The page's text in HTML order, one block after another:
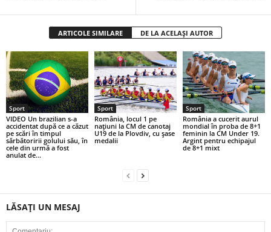
ARTICOLE SIMILARE DE LA ACELAȘI AUTOR
Sport
VIDEO Un brazilian s-a
accidentat după ce a căzut
pe scări în timpul
sărbătoririi golului său, în
cele din urmă a fost
anulat de...
Sport
România, locul 1 pe
naţiuni la CM de canotaj
U19 de la Plovdiv, cu şase
medalii
Sport
România a cucerit aurul
mondial în proba de 8+1
feminin la CM Under 19.
Argint pentru echipajul
de 8+1 mixt
LĂSAȚI UN MESAJ